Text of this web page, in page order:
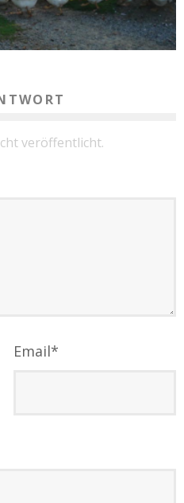
veröffentlicht.
Email*